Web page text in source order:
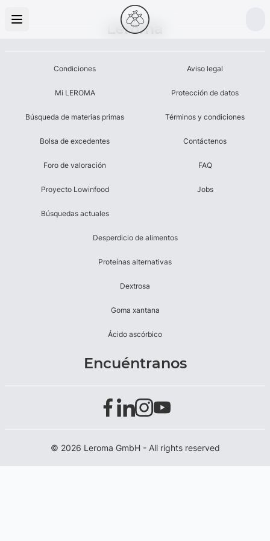
Leroma
Condiciones
Mi LEROMA
Búsqueda de materias primas
Bolsa de excedentes
Foro de valoración
Proyecto Lowinfood
Búsquedas actuales
Aviso legal
Protección de datos
Términos y condiciones
Contáctenos
FAQ
Jobs
Desperdicio de alimentos
Proteínas alternativas
Dextrosa
Goma xantana
Ácido ascórbico
Encuéntranos
© 2026 Leroma GmbH - All rights reserved